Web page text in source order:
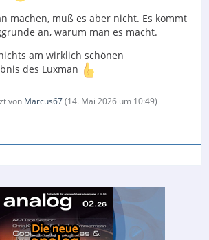
machen, muß es aber nicht. Es kommt
an, warum man es macht.
am wirklich schönen
des Luxman
von Marcus67(14. Mai 2026 um 10:49)